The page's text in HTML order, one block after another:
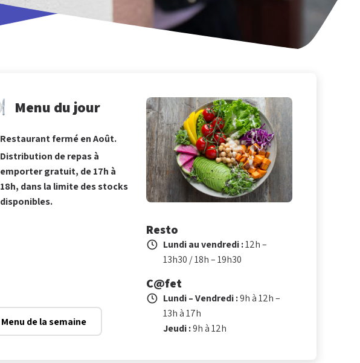
Menu du jour
Restaurant fermé en Août.
Distribution de repas à
emporter gratuit, de 17h à
18h, dans la limite des stocks
disponibles.
Menu de la semaine
Resto
Lundi au vendredi :12h –
13h30 / 18h – 19h30
C@fet
Lundi – Vendredi :9h à 12h –
13h à 17h
Jeudi :9h à 12h